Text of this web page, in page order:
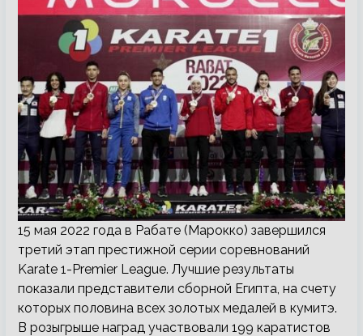
15 мая 2022 года в Рабате (Марокко) завершился
третий этап престижной серии соревнований
Karate 1-Premier League. Лучшие результаты
показали представители сборной Египта, на счету
которых половина всех золотых медалей в кумитэ.
В розыгрыше наград участвовали 199 каратистов